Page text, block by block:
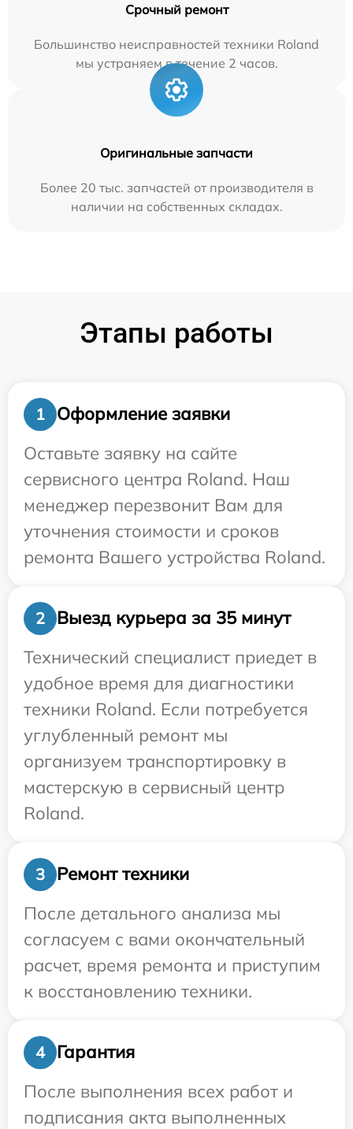
Срочный ремонт
Большинство неисправностей техники Roland
мы устраняем в течение 2 часов.
Оригинальные запчасти
Более 20 тыс. запчастей от производителя в
наличии на собственных складах.
Этапы работы
1
Оформление заявки
Оставьте заявку на сайте
сервисного центра Roland. Наш
менеджер перезвонит Вам для
уточнения стоимости и сроков
ремонта Вашего устройства Roland.
2
Выезд курьера за 35 минут
Технический специалист приедет в
удобное время для диагностики
техники Roland. Если потребуется
углубленный ремонт мы
организуем транспортировку в
мастерскую в сервисный центр
Roland.
3
Ремонт техники
После детального анализа мы
согласуем с вами окончательный
расчет, время ремонта и приступим
к восстановлению техники.
4
Гарантия
После выполнения всех работ и
подписания акта выполненных